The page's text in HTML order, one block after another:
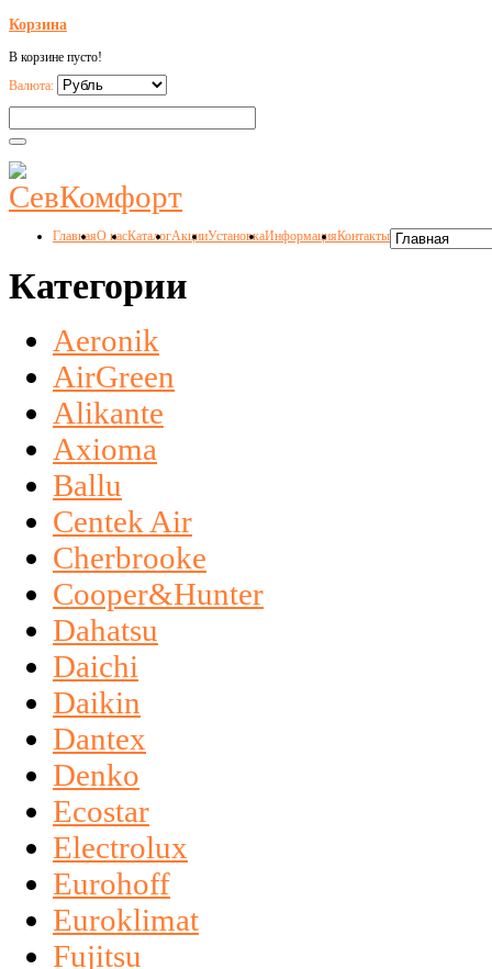
Корзина
В корзине пусто!
Валюта:
ГлавнаяО насКаталогАкцииУстановкаИнформацияКонтакты
Категории
Aeronik
AirGreen
Alikante
Axioma
Ballu
Centek Air
Cherbrooke
Cooper&Hunter
Dahatsu
Daichi
Daikin
Dantex
Denko
Ecostar
Electrolux
Eurohoff
Euroklimat
Fujitsu